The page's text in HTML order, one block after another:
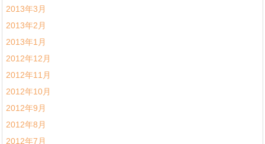
2013年3月
2013年2月
2013年1月
2012年12月
2012年11月
2012年10月
2012年9月
2012年8月
2012年7月